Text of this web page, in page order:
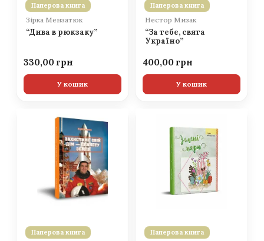
Паперова книга
Зірка Мензатюк
“Дива в рюкзаку”
330,00
У кошик
Паперова книга
Нестор Мизак
“За тебе, свята
Україно”
400,00
У кошик
Паперова книга Паперова книга